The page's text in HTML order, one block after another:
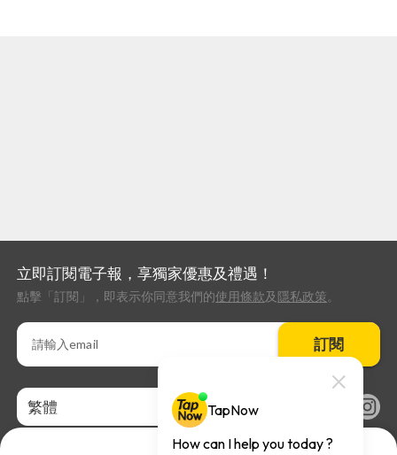
立即訂閱電子報，享獨家優惠及禮遇！
點擊「訂閱」，即表示你同意我們的使用條款及 隱私政策。
訂閱
繁體